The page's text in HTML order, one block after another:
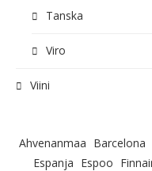
Tanska
Viro
Viini
Ahvenanmaa Barcelona
Espanja Espoo